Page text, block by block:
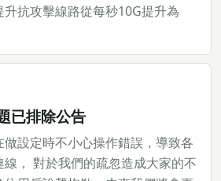
抗攻擊線路從每秒10G提升為
已排除公告
設定時不小心操作錯誤，導致各
， 對於我們的疏忽造成大家的不